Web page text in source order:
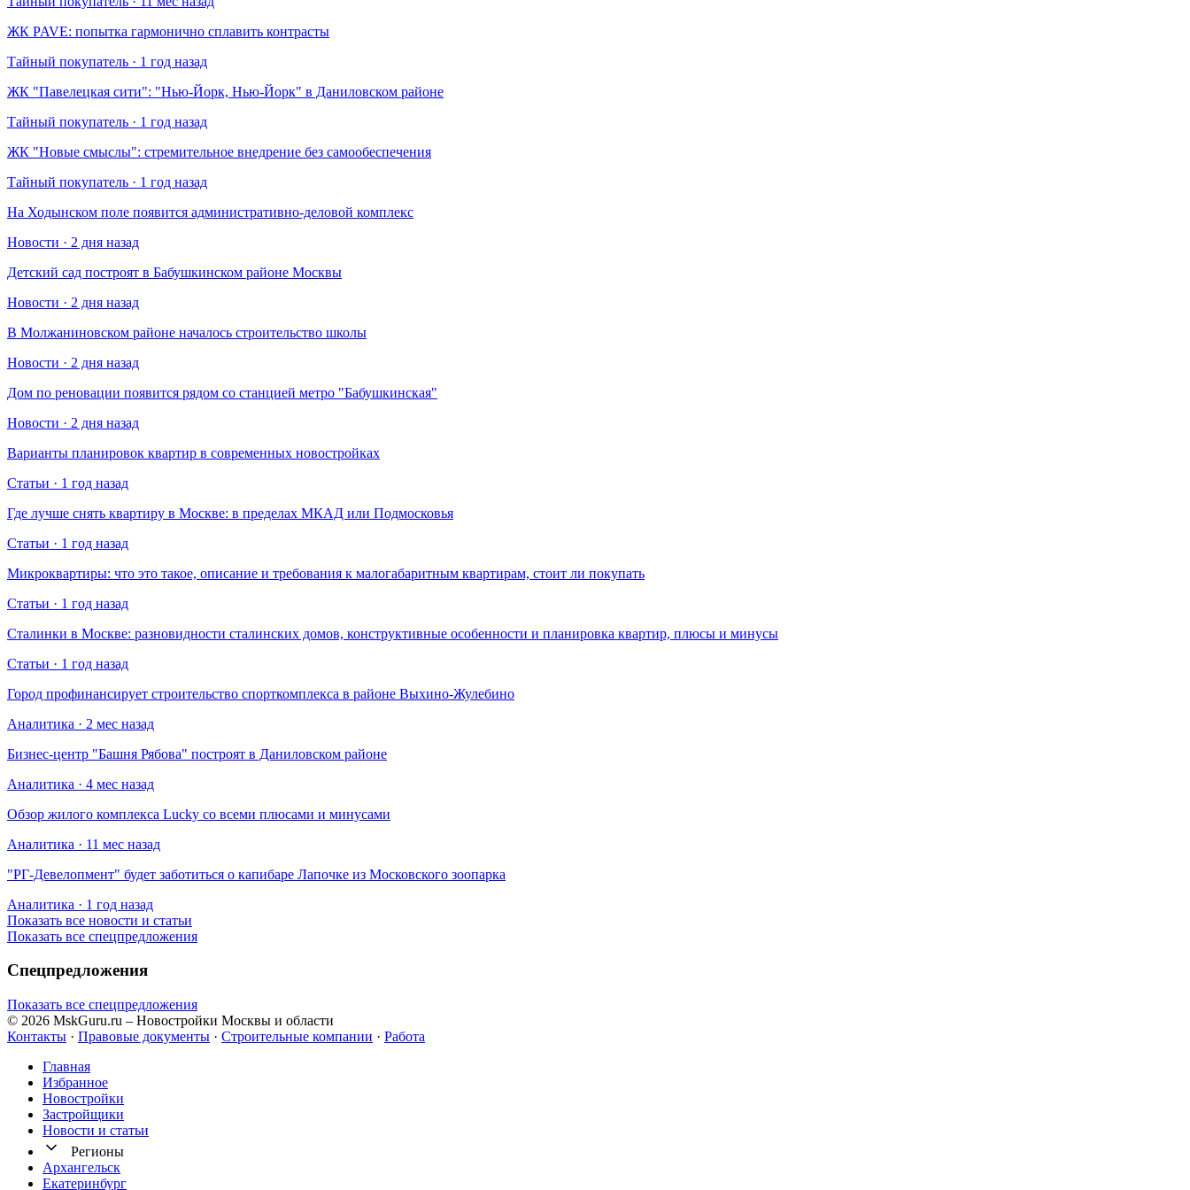
​ЖК PAVE: попытка гармонично сплавить контрасты
Тайный покупатель · 1 год назад
​ЖК "Павелецкая сити": "Нью-Йорк, Нью-Йорк" в Даниловском районе
Тайный покупатель · 1 год назад
​ЖК "Новые смыслы": стремительное внедрение без самообеспечения
Тайный покупатель · 1 год назад
На Ходынском поле появится административно-деловой комплекс
Новости · 2 дня назад
Детский сад построят в Бабушкинском районе Москвы
Новости · 2 дня назад
В Молжаниновском районе началось строительство школы
Новости · 2 дня назад
Дом по реновации появится рядом со станцией метро "Бабушкинская"
Новости · 2 дня назад
Варианты планировок квартир в современных новостройках
Статьи · 1 год назад
Где лучше снять квартиру в Москве: в пределах МКАД или Подмосковья
Статьи · 1 год назад
Микроквартиры: что это такое, описание и требования к малогабаритным квартирам, стоит ли покупать
Статьи · 1 год назад
Сталинки в Москве: разновидности сталинских домов, конструктивные особенности и планировка квартир, плюсы и минусы
Статьи · 1 год назад
Город профинансирует строительство спорткомплекса в районе Выхино-Жулебино
Аналитика · 2 мес назад
Бизнес-центр "Башня Рябова" построят в Даниловском районе
Аналитика · 4 мес назад
Обзор жилого комплекса Lucky со всеми плюсами и минусами
Аналитика · 11 мес назад
​"РГ-Девелопмент" будет заботиться о капибаре Лапочке из Московского зоопарка
Аналитика · 1 год назад
Показать все новости и статьи
Показать все спецпредложения
Спецпредложения
Показать все спецпредложения
© 2026 MskGuru.ru – Новостройки Москвы и области
Контакты · Правовые документы · Строительные компании · Работа
Главная
Избранное
Новостр ойки
Застройщики
Новости и статьи
Регионы
Архангельск
Екатеринбург